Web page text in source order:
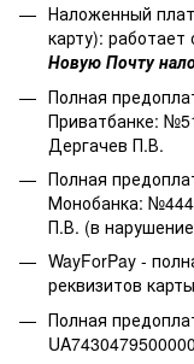
Наложенный
карту): работает
Новую Почту
Полная
Приватбанке:
Дергачев П.В.
Полная
Монобанка:
П.В. (в
WayForPay -
реквизитов
Полная